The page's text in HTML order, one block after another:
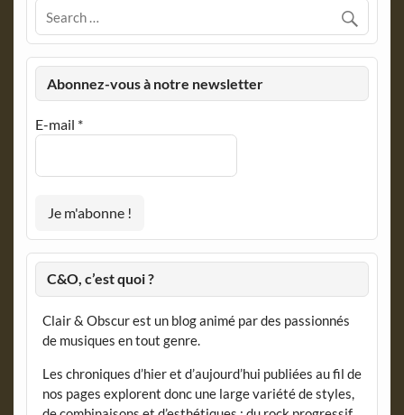
Abonnez-vous à notre newsletter
E-mail *
C&O, c’est quoi ?
Clair & Obscur est un blog animé par des passionnés
de musiques en tout genre.
Les chroniques d’hier et d’aujourd’hui publiées au fil de
nos pages explorent donc une large variété de styles,